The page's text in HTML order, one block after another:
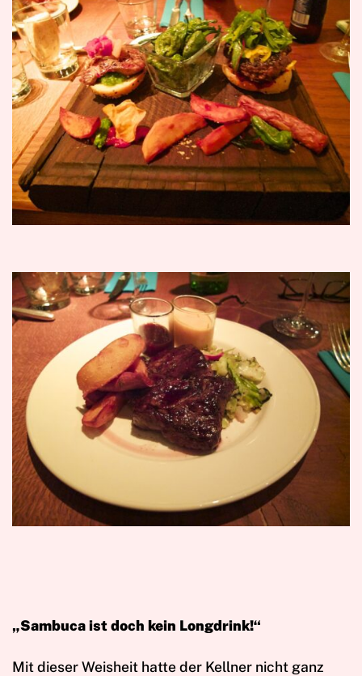
„Sambuca ist doch kein Longdrink!“
Mit dieser Weisheit hatte der Kellner nicht ganz